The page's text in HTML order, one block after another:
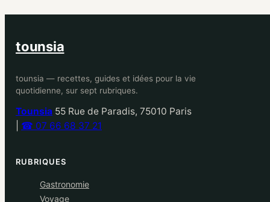
tounsia
tounsia — recettes, guides et idées pour la vie
quotidienne, sur sept rubriques.
Tounsia 55 Rue de Paradis, 75010 Paris
☎ 07 66 68 37 21
RUBRIQUES
Gastronomie
Voyage